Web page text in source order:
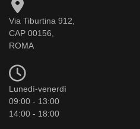
Via Tiburtina 912,
CAP 00156,
ROMA
Lunedì-venerdì
09:00 - 13:00
14:00 - 18:00